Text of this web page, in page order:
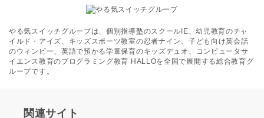
やる気スイッチグループは、個別指導塾のスクールIE、幼児教育のチャ
イルド・アイズ、キッズスポーツ教室の忍者ナイン、子ども向け英会話
のウィンビー、英語で預かる学童保育のキッズデュオ、コンピュータサ
イエンス教育のプログラミング教育 HALLOを全国で展開する総合教育グ
ループです。